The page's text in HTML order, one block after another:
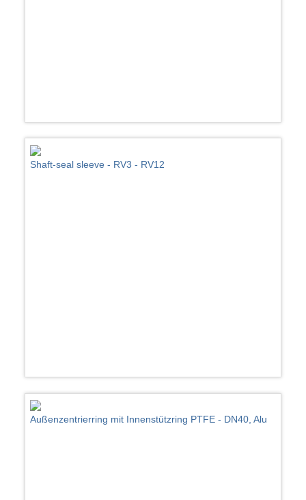
Shaft-seal sleeve - RV3 - RV12
Außenzentrierring mit Innenstützring PTFE - DN40, Alu